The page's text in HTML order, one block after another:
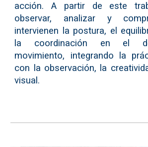
acción. A partir de este
observar, analizar y
intervienen la postura, el
la coordinación en el
movimiento, integrando la
con la observación, la
visual.